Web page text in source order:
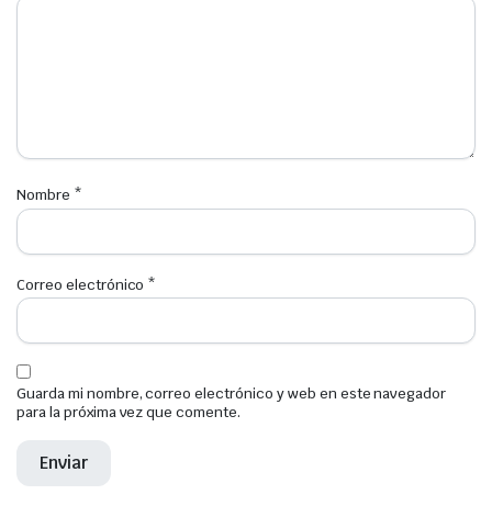
Nombre *
Correo electrónico *
Guarda mi nombre, correo electrónico y web en este navegador
para la próxima vez que comente.